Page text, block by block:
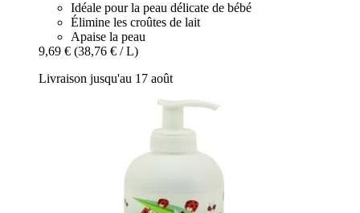
Idéale pour la peau délicate de bébé
Élimine les croûtes de lait
Apaise la peau
9,69 € (38,76 € / L)
Livraison jusqu'au 17 août